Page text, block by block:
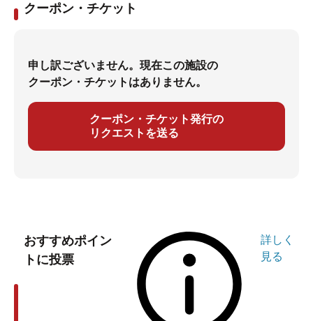
クーポン・チケット
申し訳ございません。現在この施設の
クーポン・チケットはありません。
クーポン・チケット発行の
リクエストを送る
おすすめポイン
トに投票
詳しく
見る